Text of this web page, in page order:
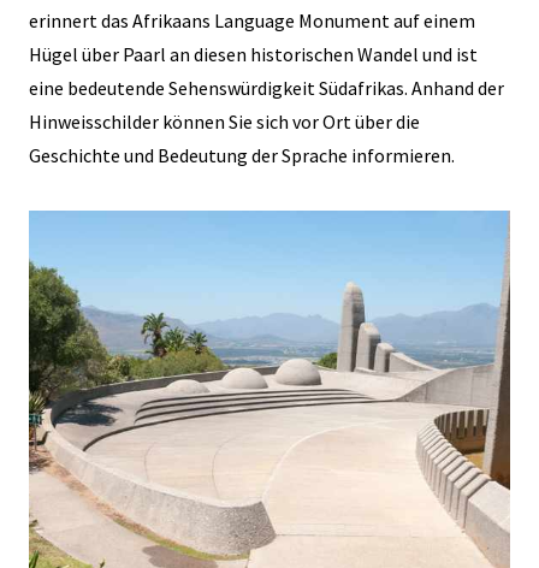
erinnert das Afrikaans Language Monument auf einem
Hügel über Paarl an diesen historischen Wandel und ist
eine bedeutende Sehenswürdigkeit Südafrikas. Anhand der
Hinweisschilder können Sie sich vor Ort über die
Geschichte und Bedeutung der Sprache informieren.